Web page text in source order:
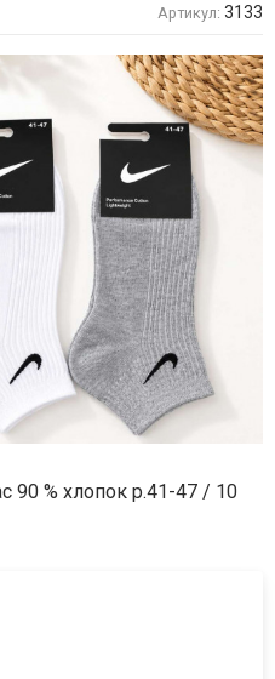
Артикул: 3133
90 % хлопок р.41-47 / 10